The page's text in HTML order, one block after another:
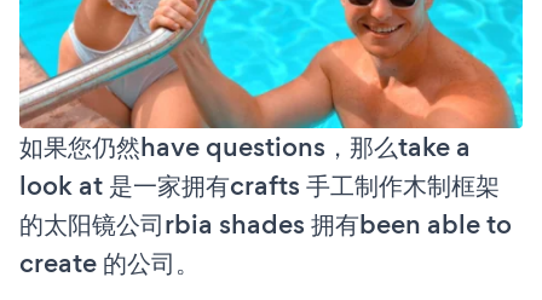
如果您仍然have questions，那么take a
look at 是一家拥有crafts 手工制作木制框架
的太阳镜公司rbia shades 拥有been able to
create 的公司。